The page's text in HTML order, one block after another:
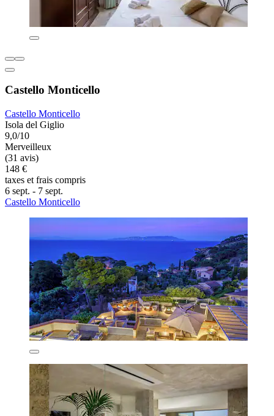
Castello Monticello
Castello Monticello
Isola del Giglio
9,0/10
Merveilleux
(31 avis)
148 €
taxes et frais compris
6 sept. - 7 sept.
Castello Monticello